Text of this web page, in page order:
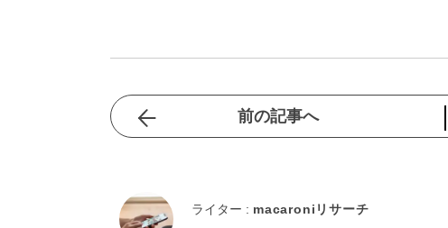
前の記事へ
ライター : macaroniリサーチ